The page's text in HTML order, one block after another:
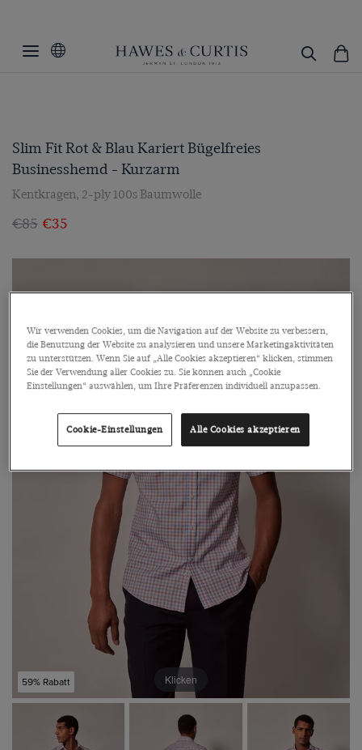
Slim Fit Rot & Blau Kariert Bügelfreies
Businesshemd - Kurzarm
Kentkragen, 2-ply 100s Baumwolle
€85 €35
59% Rabatt Klicken
Wir verwenden Cookies, um die Navigation auf der Website zu verbessern,
die Benutzung der Website zu analysieren und unsere Marketingaktivitäten
zu unterstützen. Wenn Sie auf „Alle Cookies akzeptieren“ klicken, stimmen
Sie der Verwendung aller Cookies zu. Sie können auch „Cookie
Einstellungen“ auswählen, um Ihre Präferenzen individuell anzupassen.
Cookie-Einstellungen Alle Cookies akzeptieren